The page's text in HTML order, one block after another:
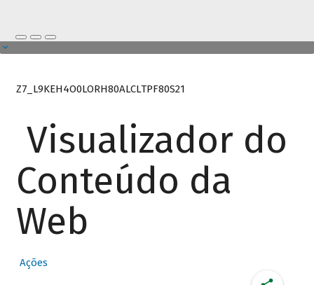
Z7_L9KEH4O0LORH80ALCLTPF80S21
Visualizador do
Conteúdo da
Web
Ações